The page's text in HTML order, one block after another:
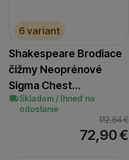
6 variant
Shakespeare Brodiace
čižmy Neoprénové
Sigma Chest…
Skladom / Ihneď na
odoslanie
112,64€
72,90€